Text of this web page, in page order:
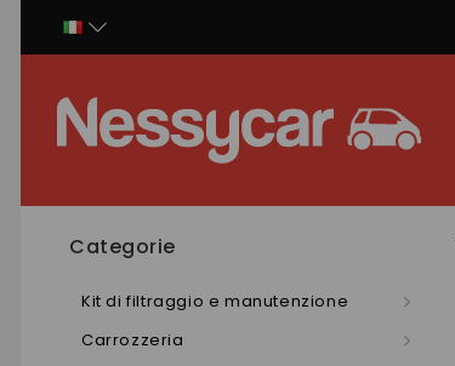
Categorie
Kit di filtraggio e manutenzione
Carrozzeria